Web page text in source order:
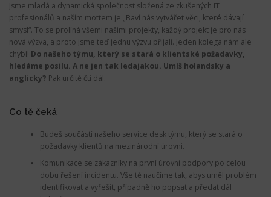
Jsme mladá a dynamická společnost složená ze zkušených IT
profesionálů a naším mottem je „Baví nás vytvářet věci, které dávají
smysl“. To se prolíná všemi našimi projekty, každý projekt je pro nás
nová výzva, a proto jsme teď jednu výzvu přijali. Jeden kolega nám ale
chybí! Do našeho týmu, který se stará o klientské požadavky,
hledáme posilu. A ne jen tak ledajakou. Umíš holandsky a
anglicky? Pak určitě čti dál.
Co tě čeká
Budeš součástí našeho service desk týmu, který se stará o
požadavky klientů na mezinárodní úrovni.
Komunikace se zákazníky na první úrovni podpory po celou
dobu řešení incidentu. Vše tě naučíme tak, abys uměl problém
identifikovat a vyřešit, případně ho popsat a předat dál